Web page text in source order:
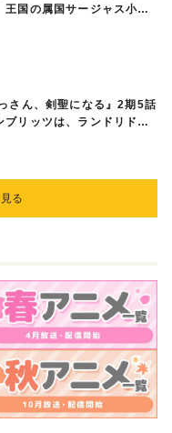
国の属国サージャス小王
さん、剣聖になる』2期5話
リッツは、ランドリドに
る